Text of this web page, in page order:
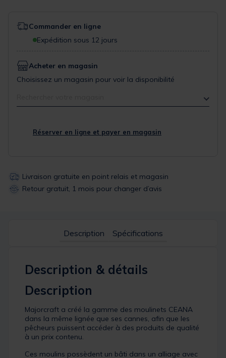
Commander en ligne
Expédition sous 12 jours
Acheter en magasin
Choisissez un magasin pour voir la disponibilité
Réserver en ligne et payer en magasin
Livraison gratuite en point relais et magasin
Retour gratuit, 1 mois pour changer d’avis
Description Spécifications
Description & détails
Description
Majorcraft a créé la gamme des moulinets CEANA
dans la même lignée que ses cannes, afin que les
pêcheurs puissent accéder à des produits de qualité
à un prix contenu.
Ces moulins possèdent un bâti dans un alliage avec